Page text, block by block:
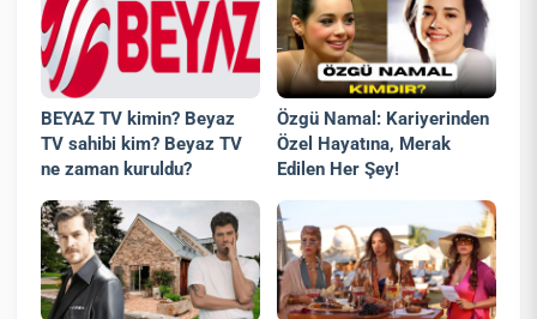
BEYAZ TV kimin? Beyaz
TV sahibi kim? Beyaz TV
ne zaman kuruldu?
Özgü Namal: Kariyerinden
Özel Hayatına, Merak
Edilen Her Şey!